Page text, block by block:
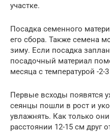
участке.
Посадка семенного
его сбора. Также семена
зиму. Если посадка
посадочный материал
месяца с температурой -2-3
Первые всходы появятся
сеянцы пошли в рост и
увлажнять. Как только
расстоянии 12-15 см друг